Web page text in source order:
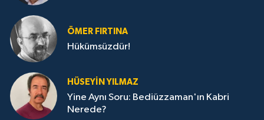
ÖMER FIRTINA
Hükümsüzdür!
HÜSEYIN YILMAZ
Yine Aynı Soru: Bediüzzaman'ın Kabri
Nerede?